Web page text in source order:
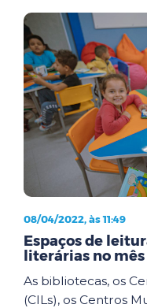
08/04/2022, às 11:49
Espaços de
literárias no mês
As bibliotecas, os
(CILs), os Centros